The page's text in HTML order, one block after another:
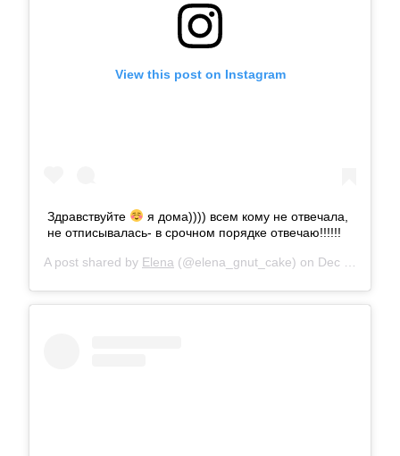
View this post on Instagram
Здравствуйте
я дома)))) всем кому не отвечала,
не отписывалась- в срочном порядке отвечаю!!!!!!
A post shared by Elena (@elena_gnut_cake) on Dec 20, 2017 at 5:10am PST